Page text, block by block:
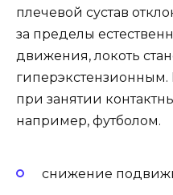
плечевой сустав
за пределы
движения, локоть
гиперэкстензионным.
при занятии
например, футболом.
снижение